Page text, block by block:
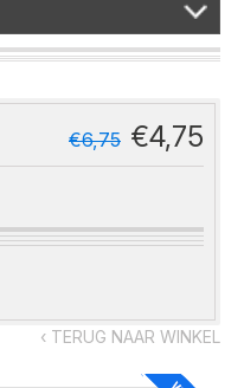
‹ TERUG NAAR WINKEL
€6,75 €4,75